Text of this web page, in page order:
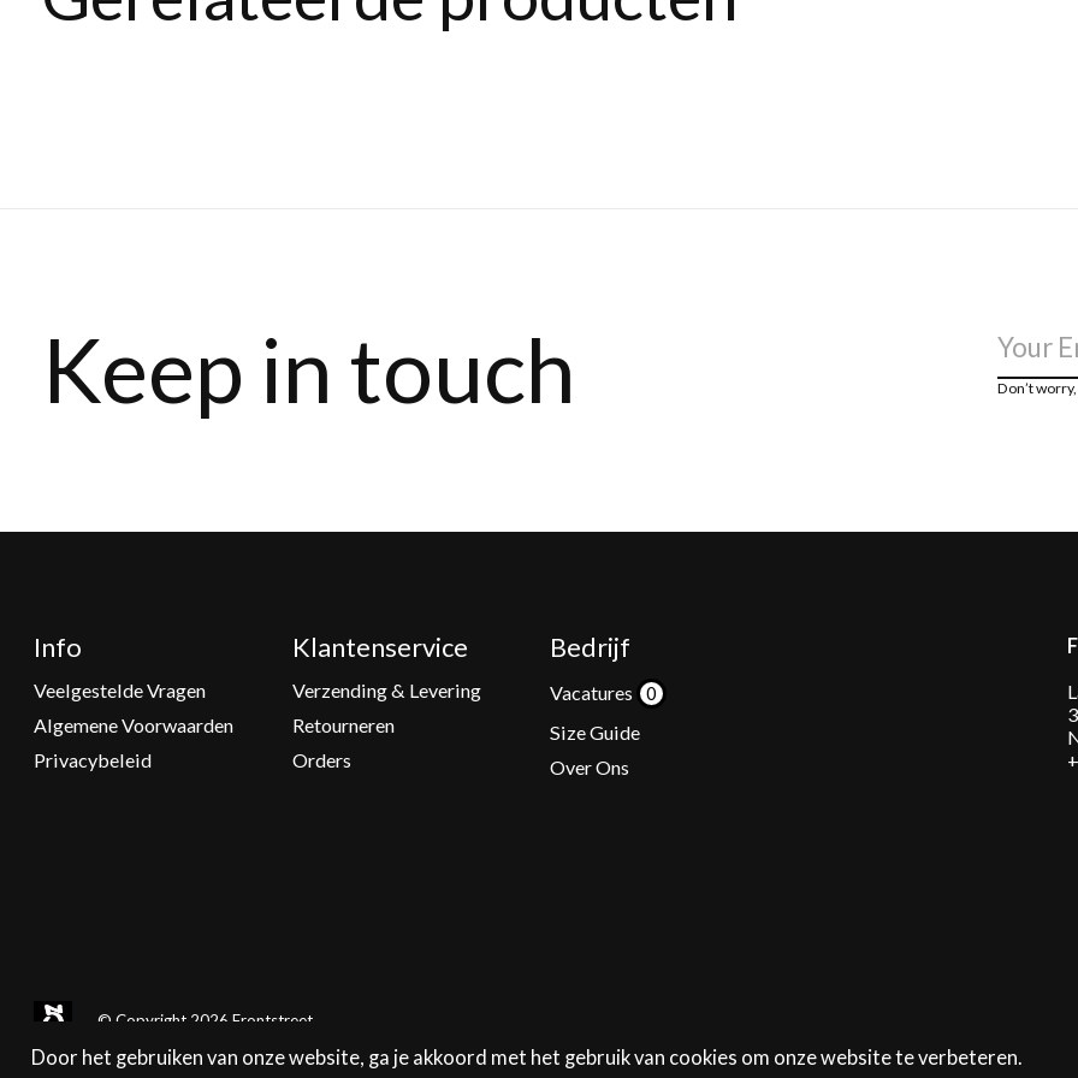
Keep in touch Don’t
Info
Veelgestelde Vragen
Algemene Voorwaarden
Privacybeleid
Klantenservice
Verzending & Levering
Retourneren
Orders
Bedrijf
Vacatures
Size Guide
Over Ons
© Copyright 2026 Frontstreet
Door het gebruiken van onze website, ga je akkoord met het gebruik van cookies om onze website te verbeteren.